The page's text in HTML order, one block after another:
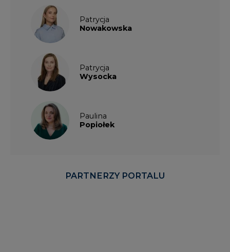
Patrycja
Nowakowska
Patrycja
Wysocka
Paulina
Popiołek
PARTNERZY PORTALU